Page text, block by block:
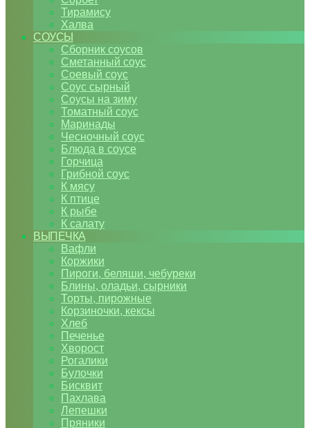
Тирамису
Халва
СОУСЫ
Сборник соусов
Сметанный соус
Соевый соус
Соус сырный
Соусы на зиму
Томатный соус
Маринады
Чесночный соус
Блюда в соусе
Горчица
Грибной соус
К мясу
К птице
К рыбе
К салату
ВЫПЕЧКА
Вафли
Коржики
Пироги, беляши, чебуреки
Блины, оладьи, сырники
Торты, пирожные
Корзиночки, кексы
Хлеб
Печенье
Хворост
Рогалики
Булочки
Бисквит
Пахлава
Лепешки
Пряники